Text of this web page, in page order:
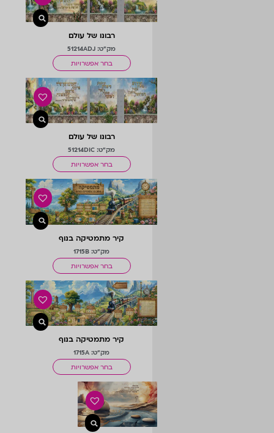
רבונו של עולם
מק"ט: 51214ADJ
בחר אפשרויות
רבונו של עולם
מק"ט: 51214DIC
בחר אפשרויות
קיר מתמטיקה בנוף
מק"ט: 1715B
בחר אפשרויות
קיר מתמטיקה בנוף
מק"ט: 1715A
בחר אפשרויות